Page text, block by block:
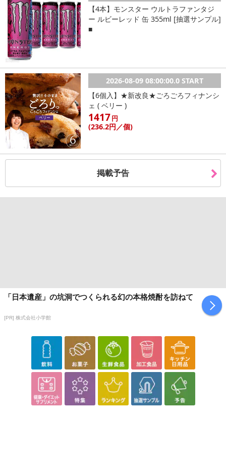
休業日
■その他共通および商品カテゴリー別注意事項（※必ずご確認くだ
さい）
こちらの情報は2026-07-09 14:13:35.0での情報となります。
【4本】モンスター ウルトラファンタジ
ー ルビーレッド 缶 355ml [抽選サンプル]
■
2026-08-09 08:00:00.0 START
【6個入】★新改良★ごろごろフィナンシ
ェ ( ベリー )
1417円
(236.2円 ／個)
掲載予告
「日本遺産」の坑洞でつくられる幻の本格焼酎を訪ねて
[PR] 株式会社小学館